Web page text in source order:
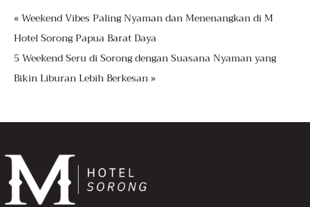
« Weekend Vibes Paling Nyaman dan Menenangkan di M
Hotel Sorong Papua Barat Daya
5 Weekend Seru di Sorong dengan Suasana Nyaman yang
Bikin Liburan Lebih Berkesan »